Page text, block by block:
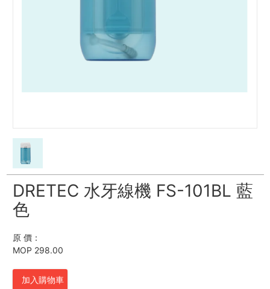
DRETEC 水牙線機 FS-101BL 藍
色
原 價：
MOP 298.00
加入購物車